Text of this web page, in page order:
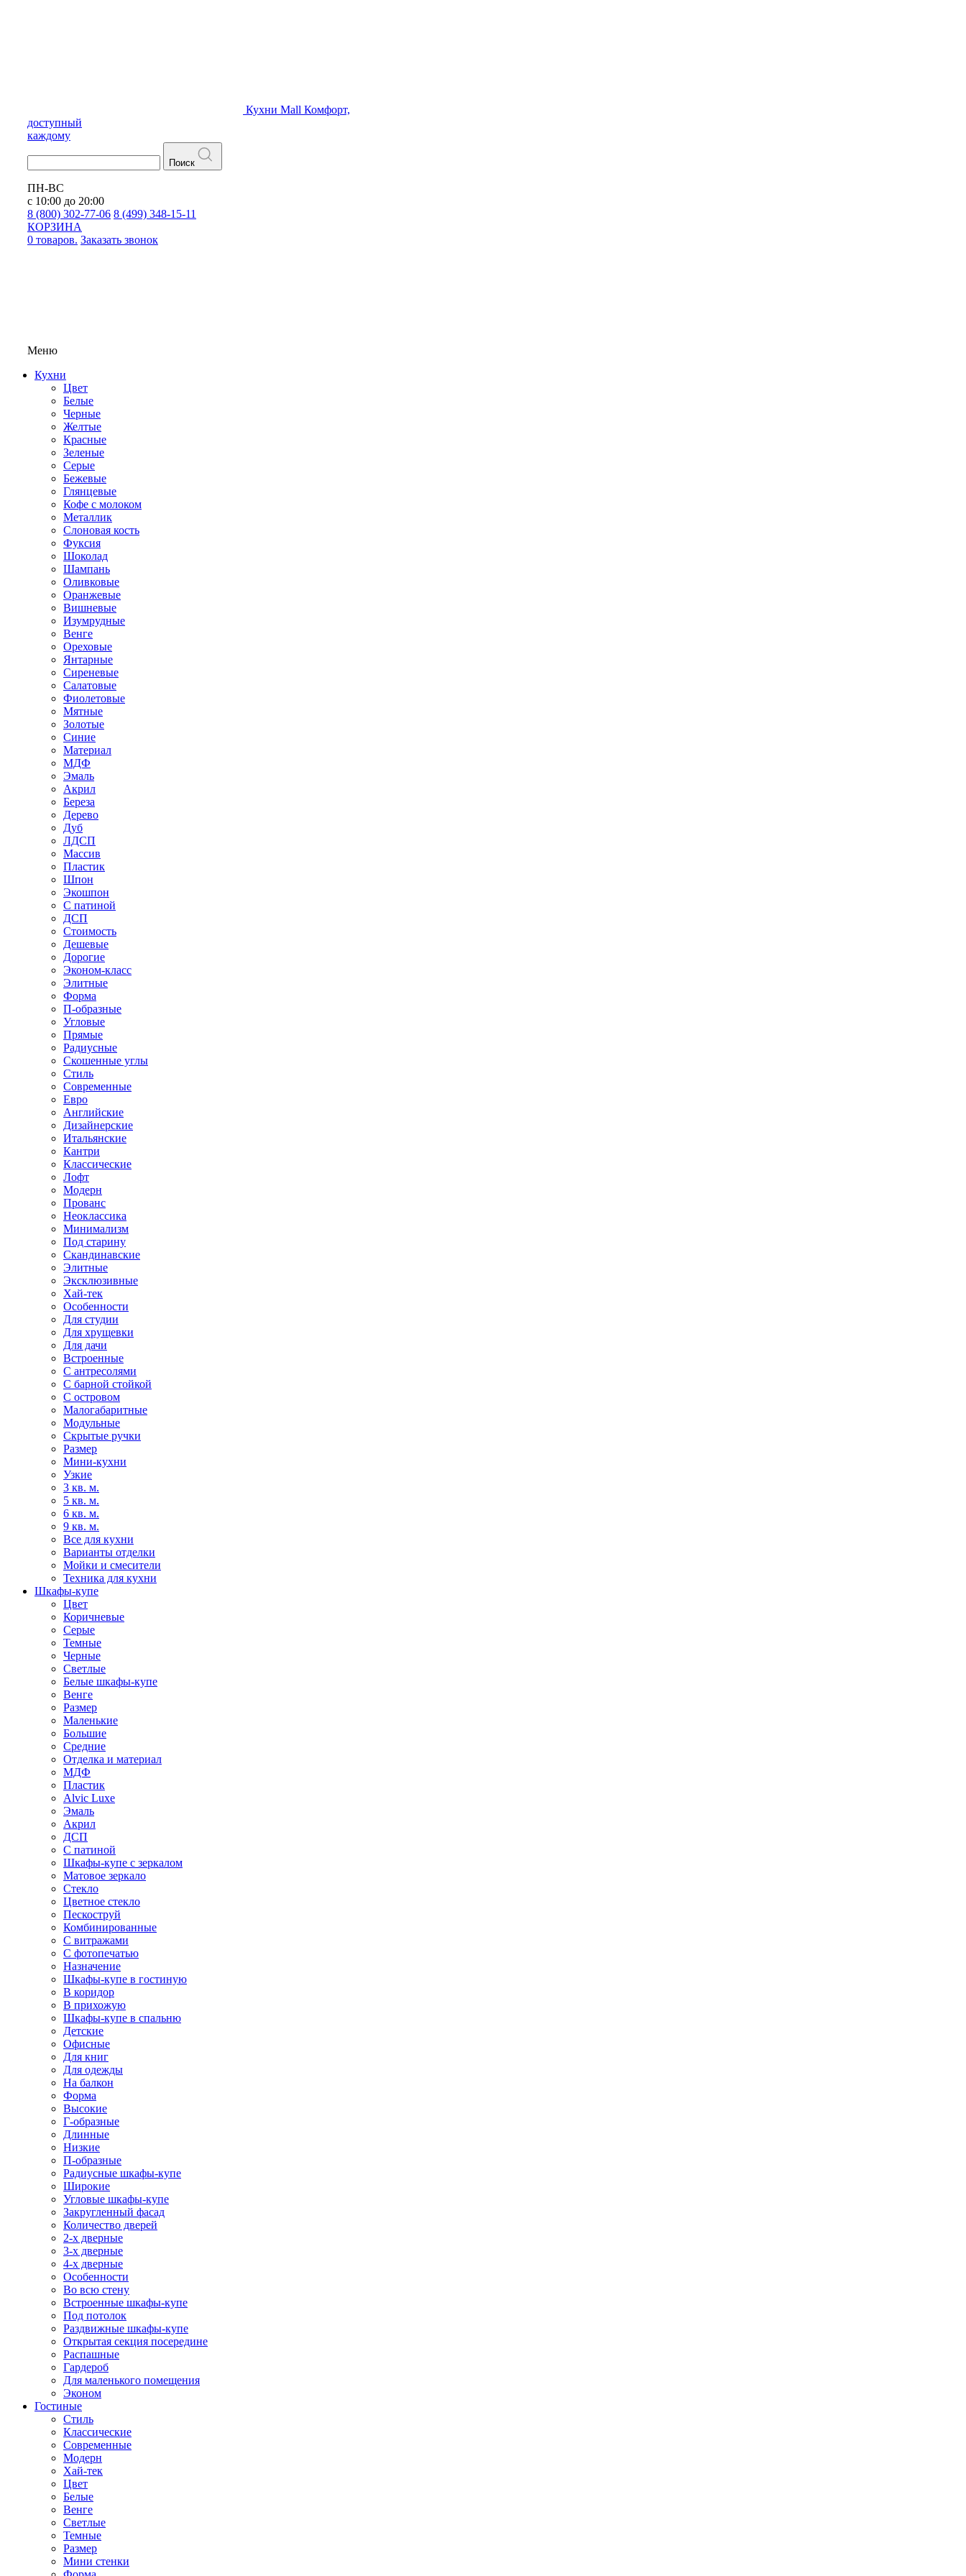
Кухни Mall Комфорт,
доступный
каждому
Поиск
ПН-ВС
с 10:00 до 20:00
8 (800) 302-77-06 8 (499) 348-15-11
КОРЗИНА
0 товаров. Заказать звонок
Меню
Кухни
Цвет
Белые
Черные
Желтые
Красные
Зеленые
Серые
Бежевые
Глянцевые
Кофе с молоком
Металлик
Слоновая кость
Фуксия
Шоколад
Шампань
Оливковые
Оранжевые
Вишневые
Изумрудные
Венге
Ореховые
Янтарные
Сиреневые
Салатовые
Фиолетовые
Мятные
Золотые
Синие
Материал
МДФ
Эмаль
Акрил
Береза
Дерево
Дуб
ЛДСП
Массив
Пластик
Шпон
Экошпон
С патиной
ДСП
Стоимость
Дешевые
Дорогие
Эконом-класс
Элитные
Форма
П-образные
Угловые
Прямые
Радиусные
Скошенные углы
Стиль
Современные
Евро
Английские
Дизайнерские
Итальянские
Кантри
Классические
Лофт
Модерн
Прованс
Неоклассика
Минимализм
Под старину
Скандинавские
Элитные
Эксклюзивные
Хай-тек
Особенности
Для студии
Для хрущевки
Для дачи
Встроенные
С антресолями
С барной стойкой
С островом
Малогабаритные
Модульные
Скрытые ручки
Размер
Мини-кухни
Узкие
3 кв. м.
5 кв. м.
6 кв. м.
9 кв. м.
Все для кухни
Варианты отделки
Мойки и смесители
Техника для кухни
Шкафы-купе
Цвет
Коричневые
Серые
Темные
Черные
Светлые
Белые шкафы-купе
Венге
Размер
Маленькие
Большие
Средние
Отделка и материал
МДФ
Пластик
Alvic Luxe
Эмаль
Акрил
ДСП
С патиной
Шкафы-купе с зеркалом
Матовое зеркало
Стекло
Цветное стекло
Пескоструй
Комбинированные
С витражами
С фотопечатью
Назначение
Шкафы-купе в гостиную
В коридор
В прихожую
Шкафы-купе в спальню
Детские
Офисные
Для книг
Для одежды
На балкон
Форма
Высокие
Г-образные
Длинные
Низкие
П-образные
Радиусные шкафы-купе
Широкие
Угловые шкафы-купе
Закругленный фасад
Количество дверей
2-х дверные
3-х дверные
4-х дверные
Особенности
Во всю стену
Встроенные шкафы-купе
Под потолок
Раздвижные шкафы-купе
Открытая секция посередине
Распашные
Гардероб
Для маленького помещения
Эконом
Гостиные
Стиль
Классические
Современные
Модерн
Хай-тек
Цвет
Белые
Венге
Светлые
Темные
Размер
Мини стенки